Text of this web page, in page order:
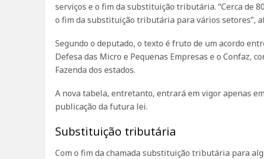
serviços e o fim da substituição tributária. “Cerca de
o fim da substituição tributária para vários setores”,
Segundo o deputado, o texto é fruto de um acordo
Defesa das Micro e Pequenas Empresas e o Confaz,
Fazenda dos estados.
A nova tabela, entretanto, entrará em vigor apenas
publicação da futura lei.
Substituição tributária
Com o fim da chamada substituição tributária para